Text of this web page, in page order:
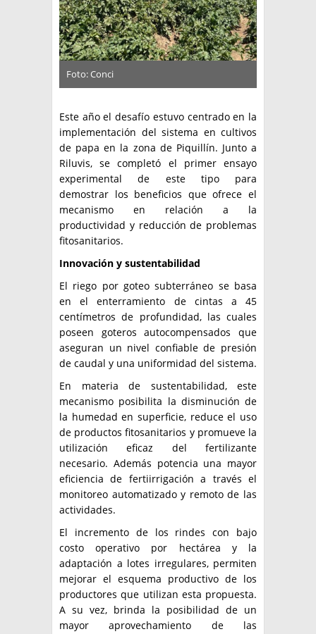
Foto: Conci
Este año el desafío estuvo centrado en la
implementación del sistema en cultivos
de papa en la zona de Piquillín. Junto a
Riluvis, se completó el primer ensayo
experimental de este tipo para
demostrar los beneficios que ofrece el
mecanismo en relación a la
productividad y reducción de problemas
fitosanitarios.
Innovación y sustentabilidad
El riego por goteo subterráneo se basa
en el enterramiento de cintas a 45
centímetros de profundidad, las cuales
poseen goteros autocompensados que
aseguran un nivel confiable de presión
de caudal y una uniformidad del sistema.
En materia de sustentabilidad, este
mecanismo posibilita la disminución de
la humedad en superficie, reduce el uso
de productos fitosanitarios y promueve la
utilización eficaz del fertilizante
necesario. Además potencia una mayor
eficiencia de fertiirrigación a través el
monitoreo automatizado y remoto de las
actividades.
El incremento de los rindes con bajo
costo operativo por hectárea y la
adaptación a lotes irregulares, permiten
mejorar el esquema productivo de los
productores que utilizan esta propuesta.
A su vez, brinda la posibilidad de un
mayor aprovechamiento de las